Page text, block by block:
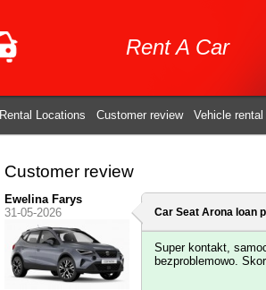
Rent A Car
Rental Locations Customer review Vehicle
Customer review
Ewelina Farys
31-05-2026
Car Seat Arona loan
Super kontakt,
bezproblemowo.